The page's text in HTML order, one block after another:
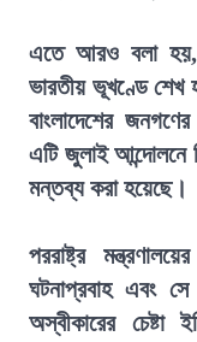
এতে আরও বলা হয়,
ভারতীয় ভূখণ্ডে শেখ
বাংলাদেশের
এটি জুলাই আন্দোলনে
মন্তব্য করা হয়েছে।
পররাষ্ট্র
ঘটনাপ্রবাহ এবং
অস্বীকারের চেষ্টা